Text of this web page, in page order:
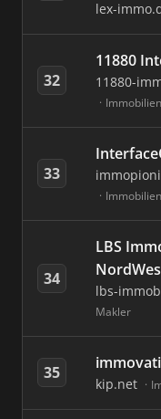
lex-
32
11880
11880-
33
34
LBS
lbs-
Makler
35
kip.net